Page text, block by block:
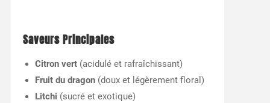
Saveurs Principales
Citron vert(acidulé et rafraîchissant)
Fruit du dragon(doux et légèrement floral)
Litchi (sucré et exotique)